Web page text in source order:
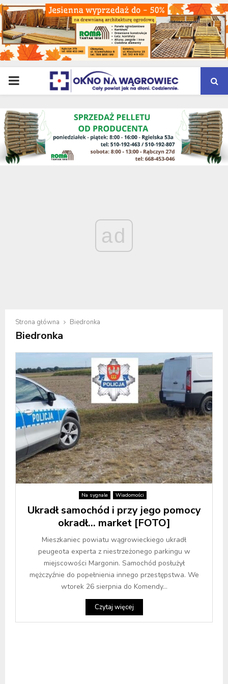
PRIMARY
MENU
ad
Strona główna Biedronka
Biedronka
Na sygnale Wiadomości
Ukradł samochód i przy jego pomocy
okradł… market [FOTO]
Mieszkaniec powiatu wągrowieckiego ukradł
peugeota experta z niestrzeżonego parkingu w
miejscowości Margonin. Samochód posłużył
mężczyźnie do popełnienia innego przestępstwa. We
wtorek 26 sierpnia do Komendy...
Czytaj więcej